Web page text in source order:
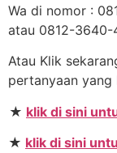
Wa di nomor :
atau 0812-3640-
Atau Klik
pertanyaan yang
★ klik di sini
★ klik di sini